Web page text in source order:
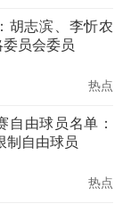
胡志滨、李忻农
员会委员
热点
自由球员名单：
制自由球员
热点